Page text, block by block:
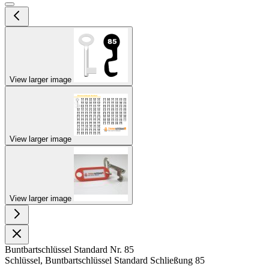
View larger image
View larger image
View larger image
Buntbartschlüssel Standard Nr. 85
Schlüssel, Buntbartschlüssel Standard Schließung 85